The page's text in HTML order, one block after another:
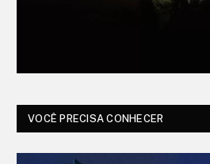
VOCÊ PRECISA CONHECER